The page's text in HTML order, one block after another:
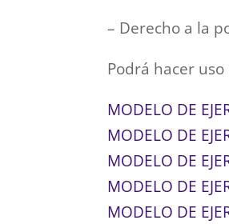
– Derecho a la
Podrá hacer
MODELO DE
MODELO DE
MODELO DE
MODELO DE
MODELO DE